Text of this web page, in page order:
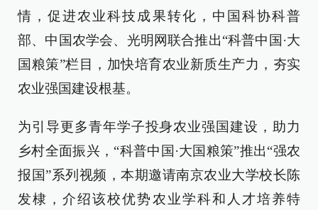
情，促进农业科技成果转化，中国科协科普
部、中国农学会、光明网联合推出“科普中国·大
国粮策”栏目，加快培育农业新质生产力，夯实
农业强国建设根基。
为引导更多青年学子投身农业强国建设，助力
乡村全面振兴，“科普中国·大国粮策”推出“强农
报国”系列视频，本期邀请南京农业大学校长陈
发棣，介绍该校优势农业学科和人才培养特